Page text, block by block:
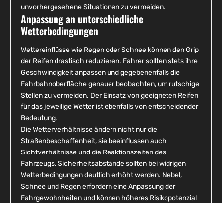
unvorhergesehene Situationen zu vermeiden.
Anpassung an unterschiedliche
Wetterbedingungen
Wettereinflüsse wie Regen oder Schnee können den Grip
der Reifen drastisch reduzieren. Fahrer sollten stets ihre
Geschwindigkeit anpassen und gegebenenfalls die
Fahrbahnoberfläche genauer beobachten, um rutschige
Stellen zu vermeiden. Der Einsatz von geeigneten Reifen
für das jeweilige Wetter ist ebenfalls von entscheidender
Bedeutung.
Die Wetterverhältnisse ändern nicht nur die
Straßenbeschaffenheit, sie beeinflussen auch
Sichtverhältnisse und die Reaktionszeiten des
Fahrzeugs. Sicherheitsabstände sollten bei widrigen
Wetterbedingungen deutlich erhöht werden. Nebel,
Schnee und Regen erfordern eine Anpassung der
Fahrgewohnheiten und können höheres Risikopotenzial